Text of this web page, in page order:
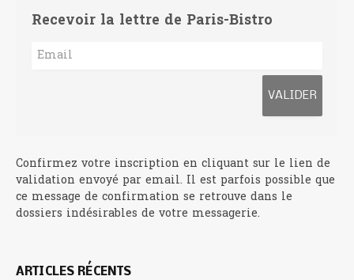
Recevoir la lettre de Paris-Bistro
Confirmez votre inscription en cliquant sur le lien de
validation envoyé par email. Il est parfois possible que
ce message de confirmation se retrouve dans le
dossiers indésirables de votre messagerie.
ARTICLES RÉCENTS